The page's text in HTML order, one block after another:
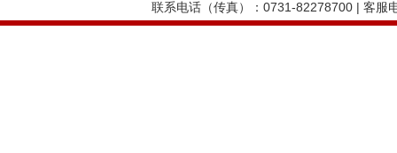
联系电话（传真）：0731-82278700 | 客服